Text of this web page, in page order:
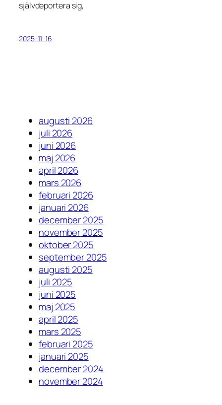
självdeportera sig,
2025-11-16
augusti 2026
juli 2026
juni 2026
maj 2026
april 2026
mars 2026
februari 2026
januari 2026
december 2025
november 2025
oktober 2025
september 2025
augusti 2025
juli 2025
juni 2025
maj 2025
april 2025
mars 2025
februari 2025
januari 2025
december 2024
november 2024